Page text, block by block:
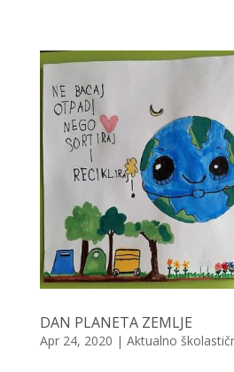
DAN PLANETA ZEMLJE
Apr 24, 2020 | Aktualno